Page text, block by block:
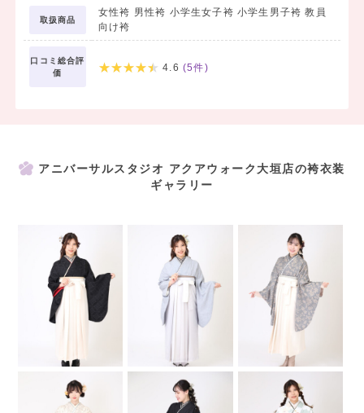
前撮り時のお写真六切プリント（約B5サイズ）が1枚付いてきます。
ご購入のお写真はデータもプレゼント。
（5,500円相当）
19,800円相当
袴のみレンタルプラン
11,000円均一（税込）
取扱商品
女性袴 男性袴 小学生女子袴 小学生男子袴 教員
向け袴
口コミ総合評
価
4.6 (5件)
アニバーサルスタジオ アクアウォーク大垣店の袴衣装
ギャラリー